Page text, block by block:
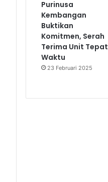
Purinusa
Kembangan
Buktikan
Komitmen, Serah
Terima Unit Tepat
Waktu
23 Februari 2025